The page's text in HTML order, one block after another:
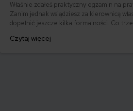
Właśnie zdałeś praktyczny egzamin na
Zanim jednak wsiądziesz za kierownicą
dopełnić jeszcze kilka formalności. Co
którym szybko załatwisz sprawy urzędowe
Czytaj więcej